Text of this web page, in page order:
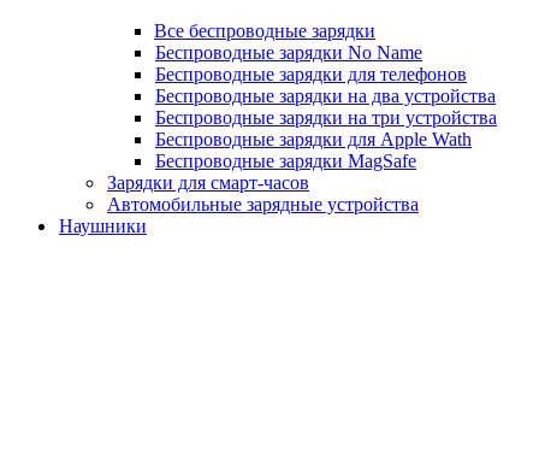
Все беспроводные зарядки
Беспроводные зарядки No Name
Беспроводные зарядки для телефонов
Беспроводные зарядки на два устройства
Беспроводные зарядки на три устройства
Беспроводные зарядки для Apple Wath
Беспроводные зарядки MagSafe
Зарядки для смарт-часов
Автомобильные зарядные устройства
Наушники